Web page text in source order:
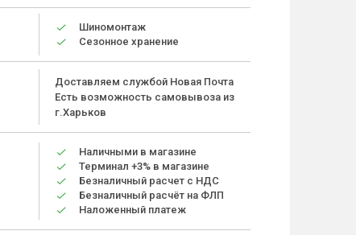
Шиномонтаж
Сезонное хранение
Доставляем службой Новая Почта
Есть возможность самовывоза из
г.Харьков
Наличными в магазине
Терминал +3% в магазине
Безналичный расчет с НДС
Безналичный расчёт на ФЛП
Наложенный платеж